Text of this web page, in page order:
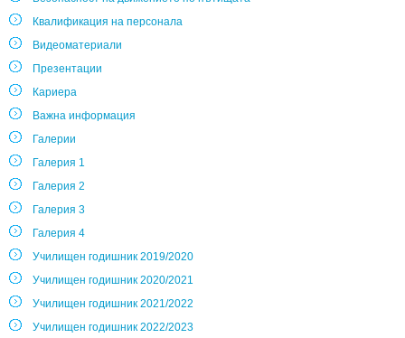
Квалификация на персонала
Видеоматериали
Презентации
Кариера
Важна информация
Галерии
Галерия 1
Галерия 2
Галерия 3
Галерия 4
Училищен годишник 2019/2020
Училищен годишник 2020/2021
Училищен годишник 2021/2022
Училищен годишник 2022/2023